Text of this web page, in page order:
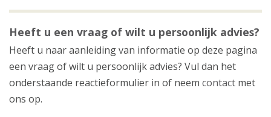
Heeft u een vraag of wilt u persoonlijk advies?
Heeft u naar aanleiding van informatie op deze pagina
een vraag of wilt u persoonlijk advies? Vul dan het
onderstaande reactieformulier in of neem contact met
ons op.